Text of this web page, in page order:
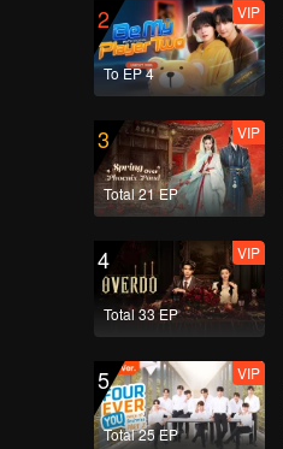
2
To EP 4
VIP
3
Total 21 EP
VIP
4
Total 33 EP
VIP
5
Total 25 EP
VIP